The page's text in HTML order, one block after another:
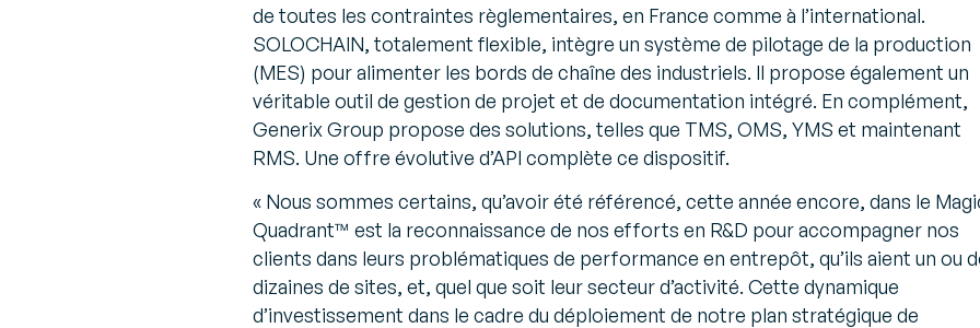
de toutes les contraintes règlementaires, en France comme à l’international.
SOLOCHAIN, totalement flexible, intègre un système de pilotage de la production
(MES) pour alimenter les bords de chaîne des industriels. Il propose également un
véritable outil de gestion de projet et de documentation intégré. En complément,
Generix Group propose des solutions, telles que TMS, OMS, YMS et maintenant
RMS. Une offre évolutive d’API complète ce dispositif.
« Nous sommes certains, qu’avoir été référencé, cette année encore, dans le
Quadrant™ est la reconnaissance de nos efforts en R&D pour accompagner nos
clients dans leurs problématiques de performance en entrepôt, qu’ils aient un ou
dizaines de sites, et, quel que soit leur secteur d’activité. Cette dynamique
d’investissement dans le cadre du déploiement de notre plan stratégique de